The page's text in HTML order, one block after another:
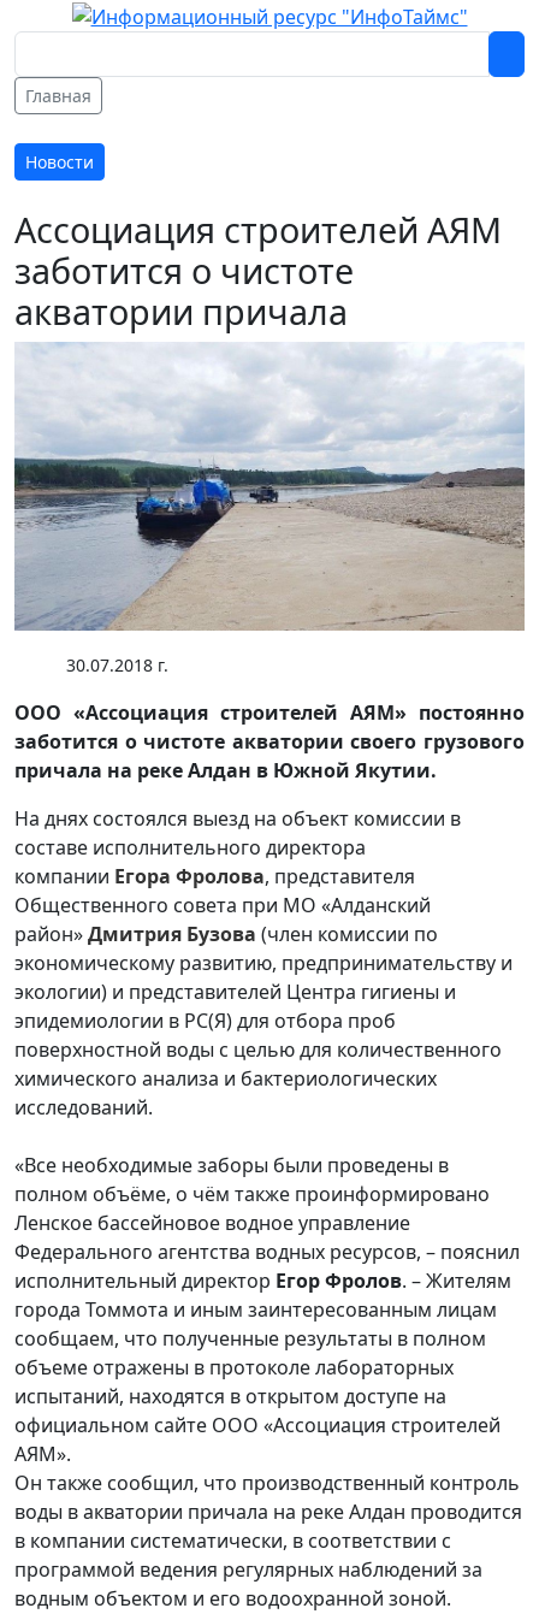
Главная
Новости
Ассоциация строителей АЯМ
заботится о чистоте
акватории причала
30.07.2018 г.
ООО «Ассоциация строителей АЯМ» постоянно
заботится о чистоте акватории своего грузового
причала на реке Алдан в Южной Якутии.
На днях состоялся выезд на объект комиссии в
составе исполнительного директора
компании Егора Фролова, представителя
Общественного совета при МО «Алданский
район»Дмитрия Бузова (член комиссии по
экономическому развитию, предпринимательству и
экологии) и представителей Центра гигиены и
эпидемиологии в РС(Я) для отбора проб
поверхностной воды с целью для количественного
химического анализа и бактериологических
исследований.
«Все необходимые заборы были проведены в
полном объёме, о чём также проинформировано
Ленское бассейновое водное управление
Федерального агентства водных ресурсов, – пояснил
исполнительный директор Егор Фролов. – Жителям
города Томмота и иным заинтересованным лицам
сообщаем, что полученные результаты в полном
объеме отражены в протоколе лабораторных
испытаний, находятся в открытом доступе на
официальном сайте ООО «Ассоциация строителей
АЯМ».
Он также сообщил, что производственный контроль
воды в акватории причала на реке Алдан проводится
в компании систематически, в соответствии с
программой ведения регулярных наблюдений за
водным объектом и его водоохранной зоной.